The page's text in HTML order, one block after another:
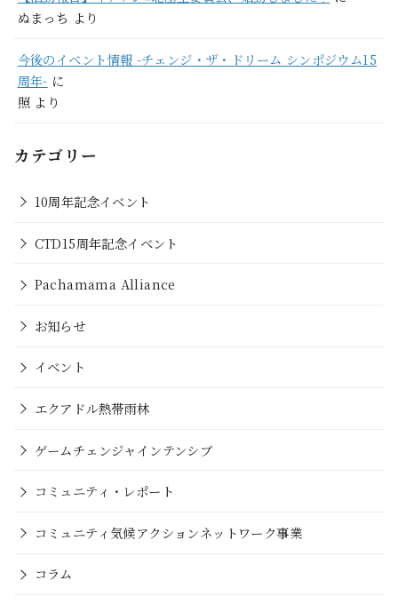
ぬまっち より
今後のイベント情報 -チェンジ・ザ・ドリーム シンポジウム15
周年- に
照 より
カテゴリー
10周年記念イベント
CTD15周年記念イベント
Pachamama Alliance
お知らせ
イベント
エクアドル熱帯雨林
ゲームチェンジャインテンシブ
コミュニティ・レポート
コミュニティ気候アクションネットワーク事業
コラム